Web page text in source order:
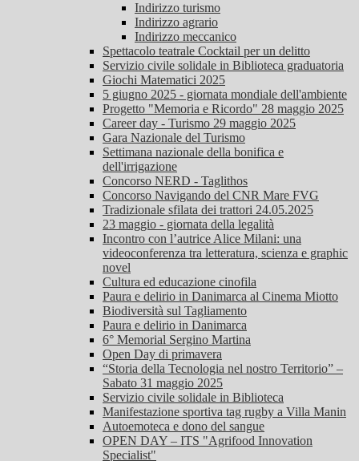
Indirizzo turismo
Indirizzo agrario
Indirizzo meccanico
Spettacolo teatrale Cocktail per un delitto
Servizio civile solidale in Biblioteca graduatoria
Giochi Matematici 2025
5 giugno 2025 - giornata mondiale dell'ambiente
Progetto "Memoria e Ricordo" 28 maggio 2025
Career day - Turismo 29 maggio 2025
Gara Nazionale del Turismo
Settimana nazionale della bonifica e
dell'irrigazione
Concorso NERD - Taglithos
Concorso Navigando del CNR Mare FVG
Tradizionale sfilata dei trattori 24.05.2025
23 maggio - giornata della legalità
Incontro con l’autrice Alice Milani: una
videoconferenza tra letteratura, scienza e graphic
novel
Cultura ed educazione cinofila
Paura e delirio in Danimarca al Cinema Miotto
Biodiversità sul Tagliamento
Paura e delirio in Danimarca
6° Memorial Sergino Martina
Open Day di primavera
“Storia della Tecnologia nel nostro Territorio” –
Sabato 31 maggio 2025
Servizio civile solidale in Biblioteca
Manifestazione sportiva tag rugby a Villa Manin
Autoemoteca e dono del sangue
OPEN DAY – ITS "Agrifood Innovation
Specialist"